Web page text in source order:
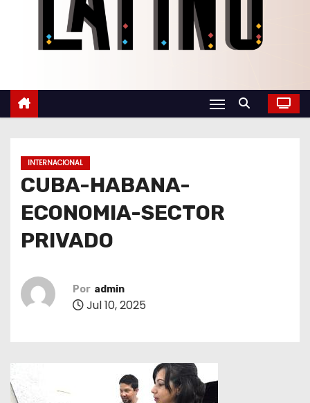
INTERNACIONAL
CUBA-HABANA-
ECONOMIA-SECTOR
PRIVADO
Por admin
Jul 10, 2025